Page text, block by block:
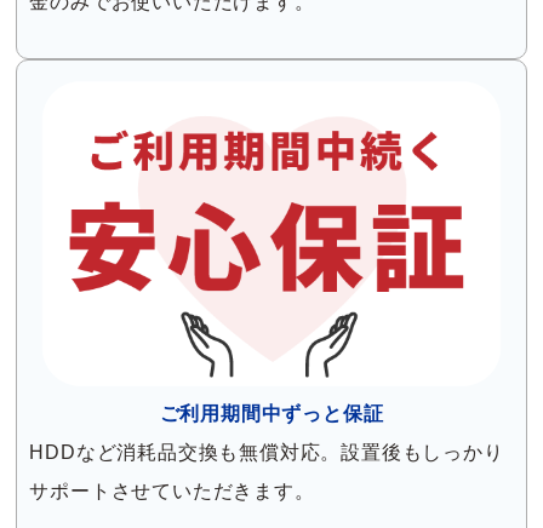
ご利用期間中ずっと保証
HDDなど消耗品交換も無償対応。設置後もしっかり
サポートさせていただきます。